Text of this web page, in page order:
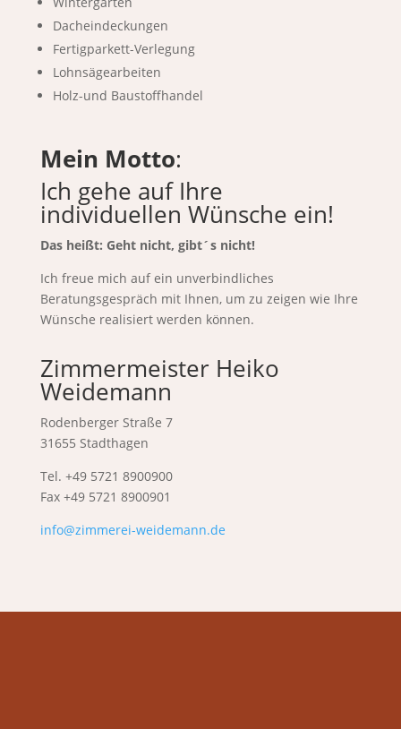
Dacheindeckungen
Fertigparkett-Verlegung
Lohnsägearbeiten
Holz-und Baustoffhandel
Mein Motto:
Ich gehe auf Ihre
individuellen Wünsche ein!
Das heißt: Geht nicht, gibt´s nicht!
Ich freue mich auf ein unverbindliches
Beratungsgespräch mit Ihnen, um zu zeigen wie Ihre
Wünsche realisiert werden können.
Zimmermeister Heiko
Weidemann
Rodenberger Straße 7
31655 Stadthagen
Tel. +49 5721 8900900
Fax +49 5721 8900901
info@zimmerei-weidemann.de